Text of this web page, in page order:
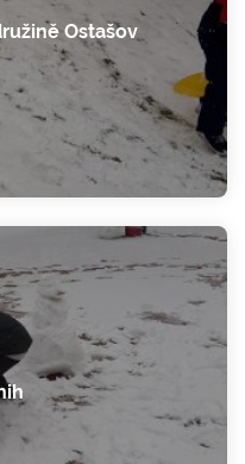
Ostašov